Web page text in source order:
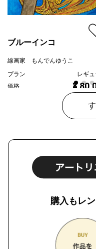
ブルーインコ
線画家 もんでんゆうこ
プラン
レギ
価格
¥
購入もレ